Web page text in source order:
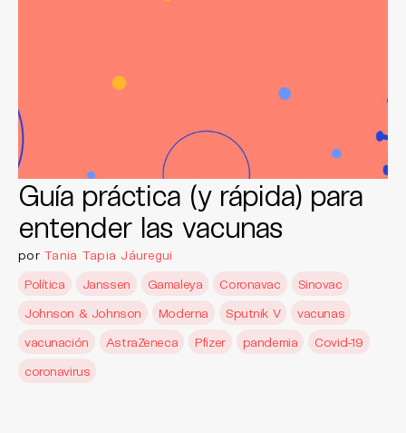
Guía práctica (y rápida) para
entender las vacunas
porTania Tapia Jáuregui
Política
Janssen Gamaleya Coronavac
Sinovac
Johnson & Johnson
Moderna Sputnik V
vacunas
vacunación
AstraZeneca Pfizer pandemia
Covid-19
coronavirus